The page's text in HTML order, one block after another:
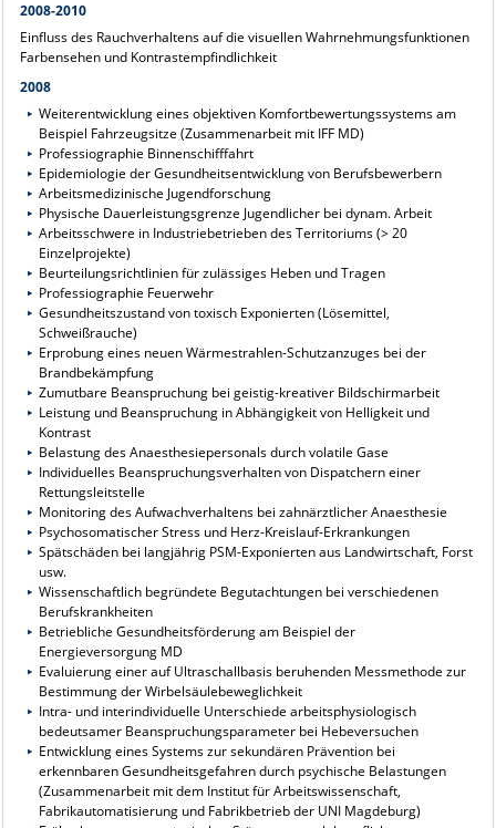
2008-2010
Einfluss des Rauchverhaltens auf die visuellen Wahrnehmungsfunktionen
Farbensehen und Kontrastempfindlichkeit
2008
Weiterentwicklung eines objektiven Komfortbewertungssystems am
Beispiel Fahrzeugsitze (Zusammenarbeit mit IFF MD)
Professiographie Binnenschifffahrt
Epidemiologie der Gesundheitsentwicklung von Berufsbewerbern
Arbeitsmedizinische Jugendforschung
Physische Dauerleistungsgrenze Jugendlicher bei dynam. Arbeit
Arbeitsschwere in Industriebetrieben des Territoriums (> 20
Einzelprojekte)
Beurteilungsrichtlinien für zulässiges Heben und Tragen
Professiographie Feuerwehr
Gesundheitszustand von toxisch Exponierten (Lösemittel,
Schweißrauche)
Erprobung eines neuen Wärmestrahlen-Schutzanzuges bei der
Brandbekämpfung
Zumutbare Beanspruchung bei geistig-kreativer Bildschirmarbeit
Leistung und Beanspruchung in Abhängigkeit von Helligkeit und
Kontrast
Belastung des Anaesthesiepersonals durch volatile Gase
Individuelles Beanspruchungsverhalten von Dispatchern einer
Rettungsleitstelle
Monitoring des Aufwachverhaltens bei zahnärztlicher Anaesthesie
Psychosomatischer Stress und Herz-Kreislauf-Erkrankungen
Spätschäden bei langjährig PSM-Exponierten aus Landwirtschaft, Forst
usw.
Wissenschaftlich begründete Begutachtungen bei verschiedenen
Berufskrankheiten
Betriebliche Gesundheitsförderung am Beispiel der
Energieversorgung MD
Evaluierung einer auf Ultraschallbasis beruhenden Messmethode zur
Bestimmung der Wirbelsäulebeweglichkeit
Intra- und interindividuelle Unterschiede arbeitsphysiologisch
bedeutsamer Beanspruchungsparameter bei Hebeversuchen
Entwicklung eines Systems zur sekundären Prävention bei
erkennbaren Gesundheitsgefahren durch psychische Belastungen
(Zusammenarbeit mit dem Institut für Arbeitswissenschaft,
Fabrikautomatisierung und Fabrikbetrieb der UNI Magdeburg)